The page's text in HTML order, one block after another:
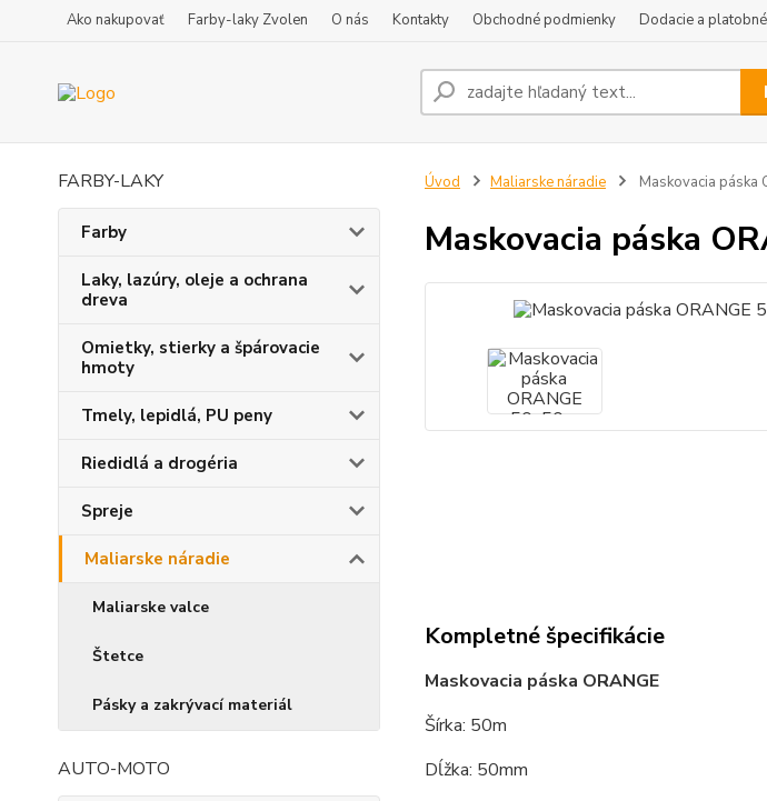
Ako nakupovať Farby-laky Zvolen O nás Kontakty Obchodné podmienky Dodacie a
FARBY-LAKY
Farby
Laky, lazúry, oleje a ochrana
dreva
Omietky, stierky a špárovacie
hmoty
Tmely, lepidlá, PU peny
Riedidlá a drogéria
Spreje
Maliarske náradie
Maliarske valce
Štetce
Pásky a zakrývací materiál
AUTO-MOTO
Úvod Maliarske náradie Maskovacia páska
Maskovacia páska
Kompletné špecifikácie
Maskovacia páska ORANGE
Šírka: 50m
Dĺžka: 50mm